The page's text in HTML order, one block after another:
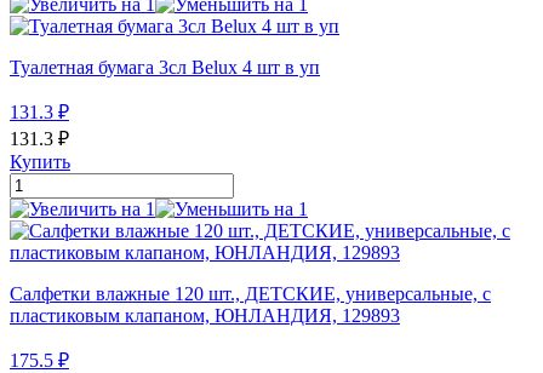
Туалетная бумага 3сл Belux 4 шт в уп
131.3 ₽
131.3 ₽
Купить
Салфетки влажные 120 шт., ДЕТСКИЕ, универсальные, с
пластиковым клапаном, ЮНЛАНДИЯ, 129893
175.5 ₽